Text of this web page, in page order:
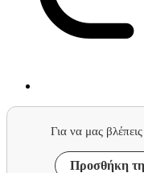
Για να μας
Προσθήκη